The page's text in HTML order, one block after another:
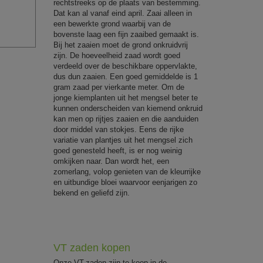
rechtstreeks op de plaats van bestemming.
Dat kan al vanaf eind april. Zaai alleen in
een bewerkte grond waarbij van de
bovenste laag een fijn zaaibed gemaakt is.
Bij het zaaien moet de grond onkruidvrij
zijn. De hoeveelheid zaad wordt goed
verdeeld over de beschikbare oppervlakte,
dus dun zaaien. Een goed gemiddelde is 1
gram zaad per vierkante meter. Om de
jonge kiemplanten uit het mengsel beter te
kunnen onderscheiden van kiemend onkruid
kan men op rijtjes zaaien en die aanduiden
door middel van stokjes. Eens de rijke
variatie van plantjes uit het mengsel zich
goed genesteld heeft, is er nog weinig
omkijken naar. Dan wordt het, een
zomerlang, volop genieten van de kleurrijke
en uitbundige bloei waarvoor eenjarigen zo
bekend en geliefd zijn.
VT zaden kopen